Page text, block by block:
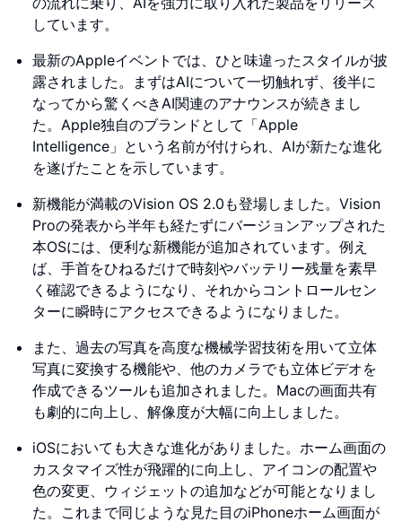
しています。
最新のAppleイベントでは、ひと味違ったスタイルが披
露されました。まずはAIについて一切触れず、後半に
なってから驚くべきAI関連のアナウンスが続きまし
た。Apple独自のブランドとして「Apple
Intelligence」という名前が付けられ、AIが新たな進化
を遂げたことを示しています。
新機能が満載のVision OS 2.0も登場しました。Vision
Proの発表から半年も経たずにバージョンアップされた
本OSには、便利な新機能が追加されています。例え
ば、手首をひねるだけで時刻やバッテリー残量を素早
く確認できるようになり、それからコントロールセン
ターに瞬時にアクセスできるようになりました。
また、過去の写真を高度な機械学習技術を用いて立体
写真に変換する機能や、他のカメラでも立体ビデオを
作成できるツールも追加されました。Macの画面共有
も劇的に向上し、解像度が大幅に向上しました。
iOSにおいても大きな進化がありました。ホーム画面の
カスタマイズ性が飛躍的に向上し、アイコンの配置や
色の変更、ウィジェットの追加などが可能となりまし
た。これまで同じような見た目のiPhoneホーム画面が